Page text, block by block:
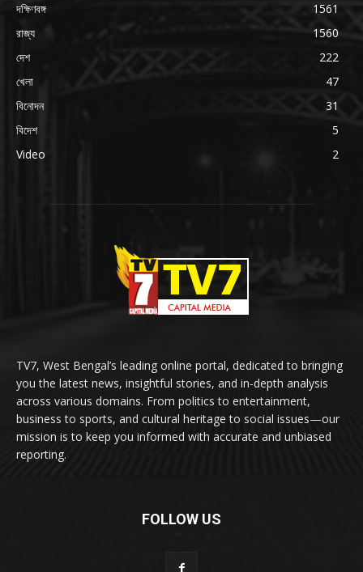
দক্ষিণবঙ্গ
1561
রাজ্য
1560
দেশ
222
খেলা
47
বিনোদন
31
বিদেশ
5
Video
2
TV7, West Bengal’s leading online portal, dedicated to bringing
you the latest news, insightful stories, and in-depth analysis
across various domains. From politics to entertainment,
business to sports, and cultural heritage to social issues—our
mission is to keep you informed with accurate and unbiased
reporting.
FOLLOW US